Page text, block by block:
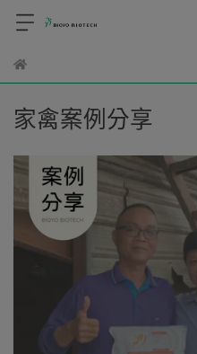
家禽案例分享